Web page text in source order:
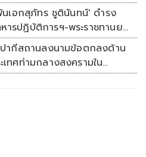
นเอกสุภัทร ชูตินันทน์' ดำรง
ารปฏิบัติการฯ-พระราชทานยศ
ากีสถานลงนามข้อตกลงด้าน
ทศท่ามกลางสงครามใน